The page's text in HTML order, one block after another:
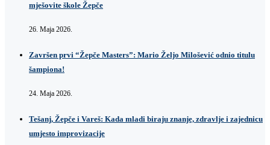
mješovite škole Žepče
26. Maja 2026.
Završen prvi “Žepče Masters”: Mario Željo Milošević odnio titulu
šampiona!
24. Maja 2026.
Tešanj, Žepče i Vareš: Kada mladi biraju znanje, zdravlje i zajednicu
umjesto improvizacije